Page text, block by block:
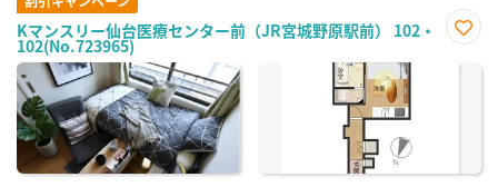
Kマンスリー仙台医療センター前（JR宮城野原駅前） 102・
102(No.723965)
に入